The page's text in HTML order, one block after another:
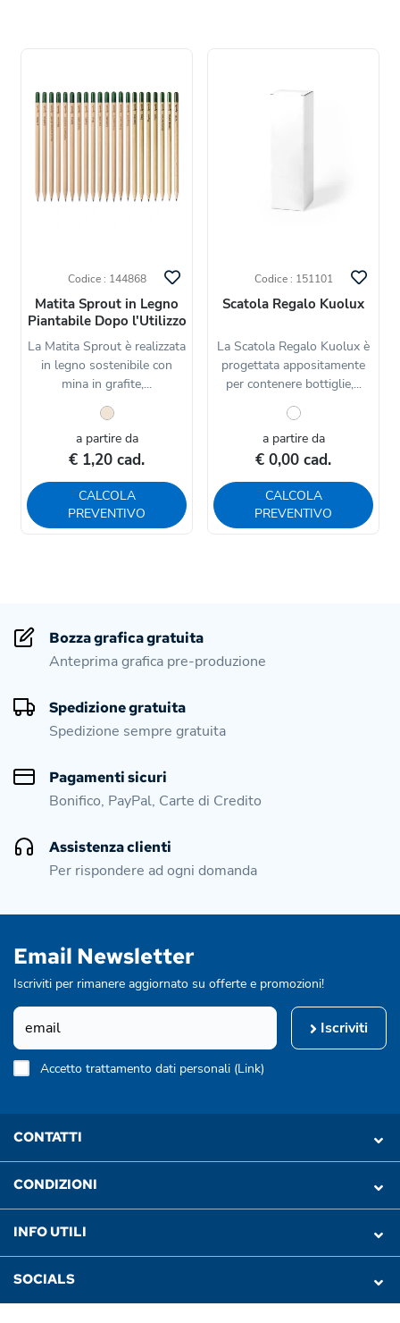
Codice : 144868
Matita Sprout in Legno
Piantabile Dopo l'Utilizzo
La Matita Sprout è realizzata
in legno sostenibile con
mina in grafite,...
a partire da
€ 1,20 cad.
CALCOLA
PREVENTIVO
Codice : 151101
Scatola Regalo Kuolux
La Scatola Regalo Kuolux è
progettata appositamente
per contenere bottiglie,...
a partire da
€ 0,00 cad.
CALCOLA
PREVENTIVO
Bozza grafica gratuita
Anteprima grafica pre-produzione
Spedizione gratuita
Spedizione sempre gratuita
Pagamenti sicuri
Bonifico, PayPal, Carte di Credito
Assistenza clienti
Per rispondere ad ogni domanda
Email Newsletter
Iscriviti per rimanere aggiornato su offerte e promozioni!
Iscriviti
Accetto trattamento dati personali (Link)
CONTATTI
CONDIZIONI
INFO UTILI
SOCIALS